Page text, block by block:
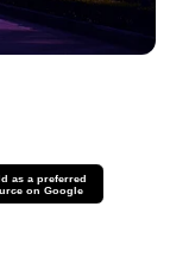
as a preferred
on Google